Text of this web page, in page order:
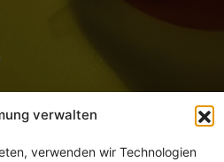
verwalten
verwenden wir Technologien